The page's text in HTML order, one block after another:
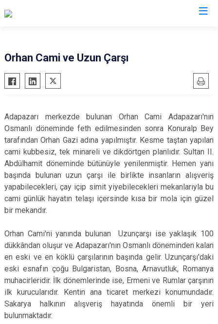
Orhan Cami ve Uzun Çarşı
Adapazarı merkezde bulunan Orhan Cami Adapazarı'nın
Osmanlı döneminde feth edilmesinden sonra Konuralp Bey
tarafından Orhan Gazi adına yapılmıştır. Kesme taştan yapılan
cami kubbesiz, tek minareli ve dikdörtgen planlıdır. Sultan II.
Abdülhamit döneminde bütünüyle yenilenmiştir. Hemen yanı
başında bulunan uzun çarşı ile birlikte insanların alışveriş
yapabilecekleri, çay içip simit yiyebilecekleri mekanlarıyla bu
cami günlük hayatın telaşı içersinde kısa bir mola için güzel
bir mekandır.
Orhan Cami'ni yanında bulunan Uzunçarşı ise yaklaşık 100
dükkândan oluşur ve Adapazarı'nın Osmanlı döneminden kalan
en eski ve en köklü çarşılarının başında gelir. Uzunçarşı'daki
eski esnafın çoğu Bulgaristan, Bosna, Arnavutluk, Romanya
muhacirleridir. İlk dönemlerinde ise, Ermeni ve Rumlar çarşının
ilk kurucularıdır. Kentin ana ticaret merkezi konumundadır.
Sakarya halkının alışveriş hayatında önemli bir yeri
bulunmaktadır.